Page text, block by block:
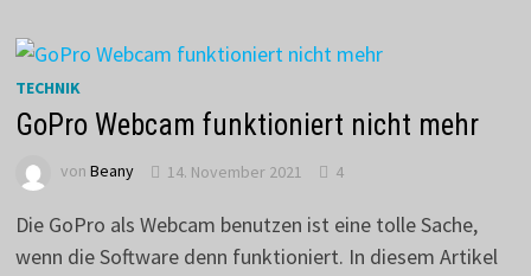
TECHNIK
GoPro Webcam funktioniert nicht mehr
von Beany 14. November 2021 4
Die GoPro als Webcam benutzen ist eine tolle Sache,
wenn die Software denn funktioniert. In diesem Artikel